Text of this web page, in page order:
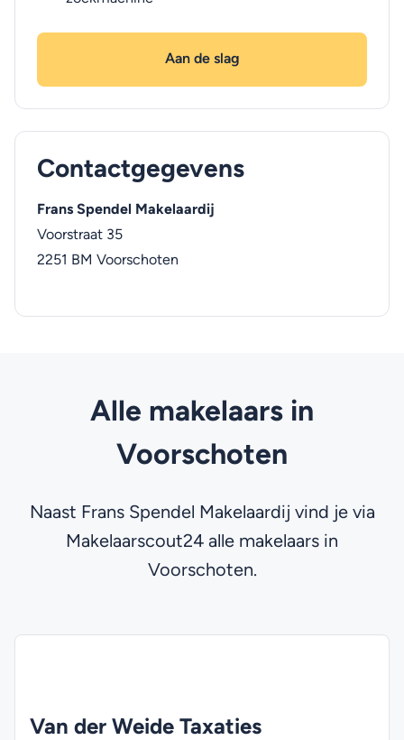
Aan de slag
Contactgegevens
Frans Spendel Makelaardij
Voorstraat 35
2251 BM Voorschoten
Alle makelaars in
Voorschoten
Naast Frans Spendel Makelaardij vind je via
Makelaarscout24 alle makelaars in
Voorschoten.
Van der Weide Taxaties